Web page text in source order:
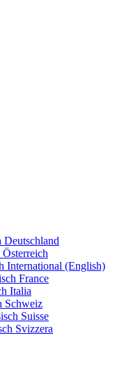
Deutschland
Österreich
International (English)
France
Italia
Schweiz
Suisse
Svizzera